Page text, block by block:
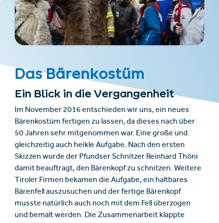
Das Bärenkostüm
Ein Blick in die Vergangenheit
Im November 2016 entschieden wir uns, ein neues
Bärenkostüm fertigen zu lassen, da dieses nach über
50 Jahren sehr mitgenommen war. Eine große und
gleichzeitig auch heikle Aufgabe. Nach den ersten
Skizzen wurde der Pfundser Schnitzer Reinhard Thöni
damit beauftragt, den Bärenkopf zu schnitzen. Weitere
Tiroler Firmen bekamen die Aufgabe, ein haltbares
Bärenfell auszusuchen und der fertige Bärenkopf
musste natürlich auch noch mit dem Fell überzogen
und bemalt werden. Die Zusammenarbeit klappte